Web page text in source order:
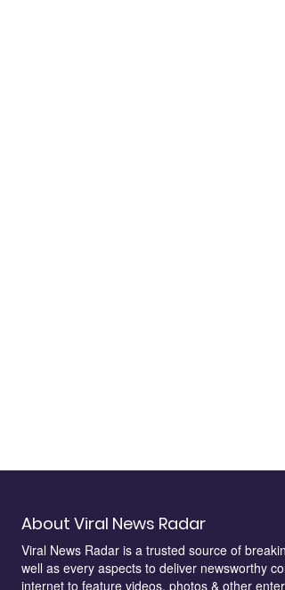
About Viral News Radar
Viral News Radar is a trusted source of
well as every aspects to deliver newsworthy
internet to feature videos, photos & other